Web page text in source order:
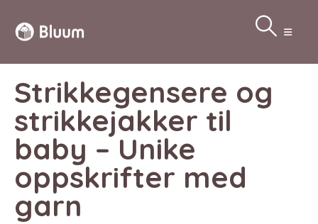
Strikkegensere og
strikkejakker til
baby – Unike
oppskrifter med
garn